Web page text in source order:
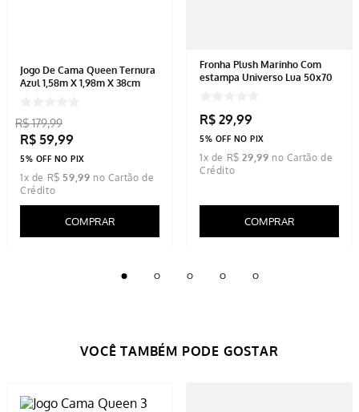
Jogo De Cama Queen Ternura
Azul 1,58m X 1,98m X 38cm
R$ 179,99
R$ 59,99
5% OFF NO PIX
1x de R$ 59 ,99
COMPRAR
Fronha Plush Marinho Com
estampa Universo Lua 50x70
R$ 29,99
5% OFF NO PIX
1x de R$ 29 ,99
COMPRAR